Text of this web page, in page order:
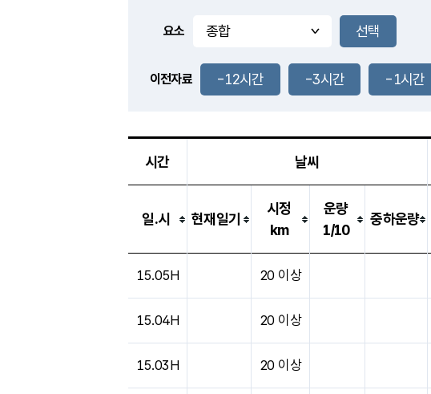
풍도
0.4m/s
-
요소
이전자료 -12시간 -3시간 -1시간
시간 날씨
일.시 현재일기
시정
km
운량
1/10
중하운량
15.05H 20 이상
15.04H 20 이상
15.03H 20 이상